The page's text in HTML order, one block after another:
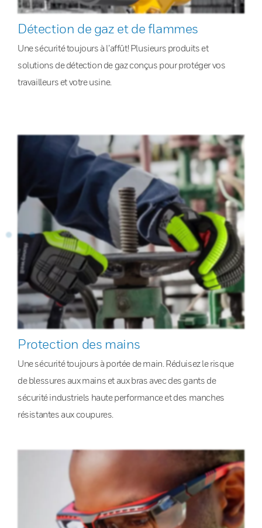
Détection de gaz et de flammes
Une sécurité toujours à l’affût! Plusieurs produits et
solutions de détection de gaz conçus pour protéger vos
travailleurs et votre usine.
Protection des mains
Une sécurité toujours à portée de main. Réduisez le risque
de blessures aux mains et aux bras avec des gants de
sécurité industriels haute performance et des manches
résistantes aux coupures.